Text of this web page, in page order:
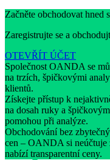
Začněte obchodovat hned
Zaregistrujte se a
OTEVŘÍT ÚČET
Společnost OANDA se
na trzích, špičkovými
klientů.
Získejte přístup k
na dosah ruky a
pomohou při analýze.
Obchodování bez
cen – OANDA si neúčtuje
nabízí transparentní ceny.